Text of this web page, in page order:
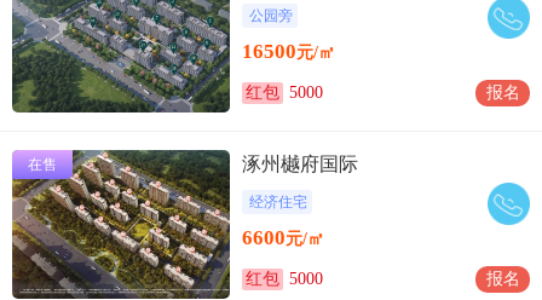
公园旁
16500元/㎡
红包 5000 报名
在售 涿州樾府国际
经济住宅
6600元/㎡
红包 5000 报名